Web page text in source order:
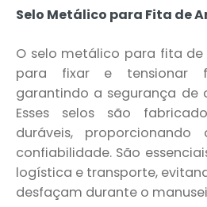
Selo Metálico para Fita de
O selo metálico para fita
para fixar e tensionar
garantindo a segurança de
Esses selos são
duráveis,
confiabilidade. São
logística e transporte,
desfaçam durante o